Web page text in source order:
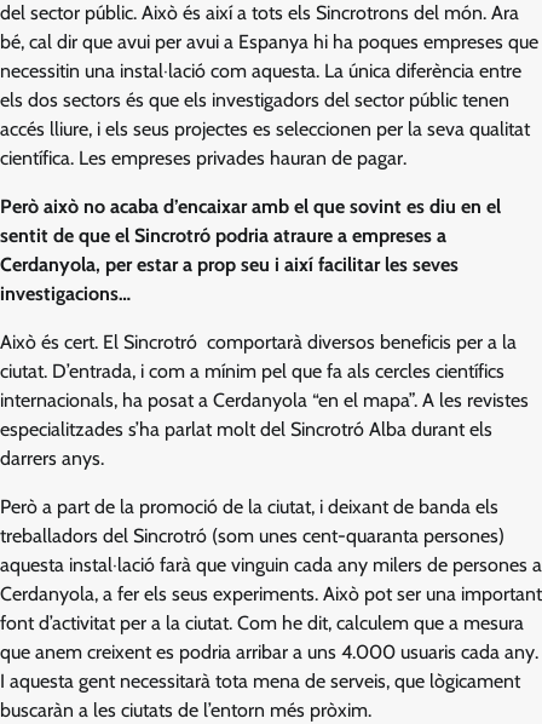
del sector públic. Això és així a tots els Sincrotrons del món. Ara
bé, cal dir que avui per avui a Espanya hi ha poques empreses que
necessitin una instal·lació com aquesta. La única diferència entre
els dos sectors és que els investigadors del sector públic tenen
accés lliure, i els seus projectes es seleccionen per la seva qualitat
científica. Les empreses privades hauran de pagar.
Però això no acaba d’encaixar amb el que sovint es diu en el
sentit de que el Sincrotró podria atraure a empreses a
Cerdanyola, per estar a prop seu i així facilitar les seves
investigacions…
Això és cert. El Sincrotró comportarà diversos beneficis per a la
ciutat. D’entrada, i com a mínim pel que fa als cercles científics
internacionals, ha posat a Cerdanyola “en el mapa”. A les revistes
especialitzades s’ha parlat molt del Sincrotró Alba durant els
darrers anys.
Però a part de la promoció de la ciutat, i deixant de banda els
treballadors del Sincrotró (som unes cent-quaranta persones)
aquesta instal·lació farà que vinguin cada any milers de persones a
Cerdanyola, a fer els seus experiments. Això pot ser una important
font d’activitat per a la ciutat. Com he dit, calculem que a mesura
que anem creixent es podria arribar a uns 4.000 usuaris cada any.
I aquesta gent necessitarà tota mena de serveis, que lògicament
buscaràn a les ciutats de l’entorn més pròxim.